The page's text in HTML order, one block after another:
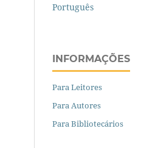
Português
INFORMAÇÕES
Para Leitores
Para Autores
Para Bibliotecários